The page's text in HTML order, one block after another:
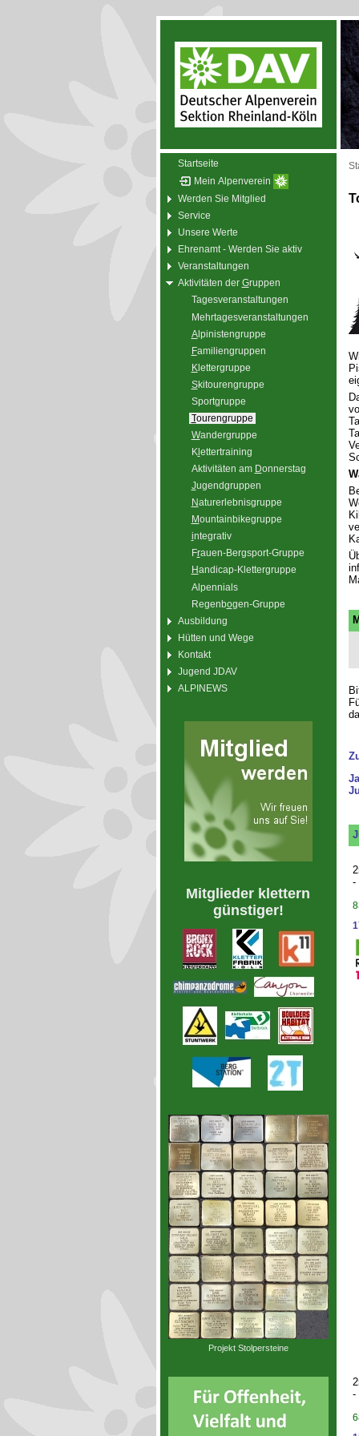
Startseite
Mein Alpenverein
Werden Sie Mitglied
Service
Unsere Werte
Ehrenamt - Werden Sie aktiv
Veranstaltungen
Aktivitäten der Gruppen
Tagesveranstaltungen
Mehrtagesveranstaltungen
Alpinistengruppe
Familiengruppen
Klettergruppe
Skitourengruppe
Sportgruppe
Tourengruppe
Wandergruppe
Kl ettertraining
Aktivitäten am Donnerstag
Jugendgruppen
Naturerlebnisgruppe
Mountainbikegruppe
integrativ
Frauen-Bergsport-Gruppe
Handicap-Klettergruppe
Alpennials
Regenbogen-Gruppe
Ausbildung
Hütten und Wege
Kontakt
Jugend JDAV
ALPINEWS
Mitglieder klettern
günstiger!
Projekt Stolpersteine
-
-